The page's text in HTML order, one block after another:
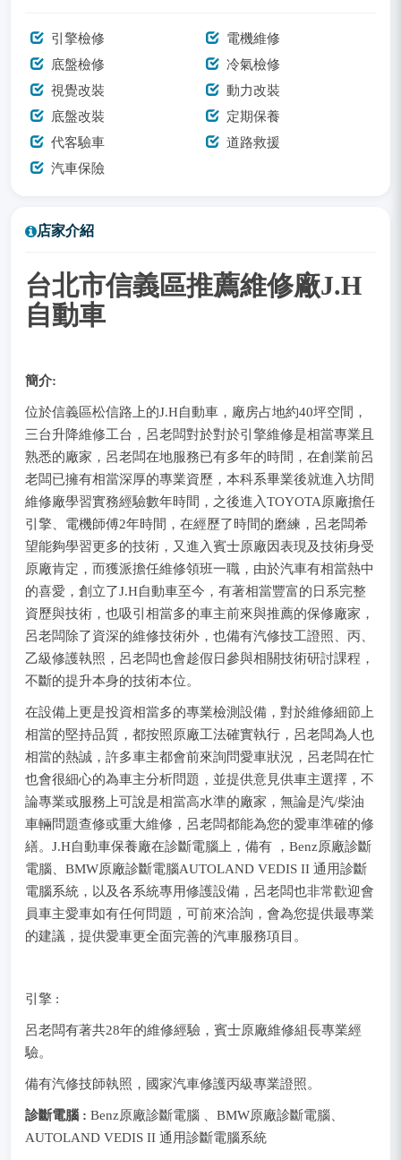
引擎檢修
電機維修
底盤檢修
冷氣檢修
視覺改裝
動力改裝
底盤改裝
定期保養
代客驗車
道路救援
汽車保險
店家介紹
台北市信義區推薦維修廠J.H
自動車
簡介:
位於信義區松信路上的J.H自動車，廠房占地約40坪空間，
三台升降維修工台，呂老闆對於對於引擎維修是相當專業且
熟悉的廠家，呂老闆在地服務已有多年的時間，在創業前呂
老闆已擁有相當深厚的專業資歷，本科系畢業後就進入坊間
維修廠學習實務經驗數年時間，之後進入TOYOTA原廠擔任
引擎、電機師傅2年時間，在經歷了時間的磨練，呂老闆希
望能夠學習更多的技術，又進入賓士原廠因表現及技術身受
原廠肯定，而獲派擔任維修領班一職，由於汽車有相當熱中
的喜愛，創立了J.H自動車至今，有著相當豐富的日系完整
資歷與技術，也吸引相當多的車主前來與推薦的保修廠家，
呂老闆除了資深的維修技術外，也備有汽修技工證照、丙、
乙級修護執照，呂老闆也會趁假日參與相關技術研討課程，
不斷的提升本身的技術本位。
在設備上更是投資相當多的專業檢測設備，對於維修細節上
相當的堅持品質，都按照原廠工法確實執行，呂老闆為人也
相當的熱誠，許多車主都會前來詢問愛車狀況，呂老闆在忙
也會很細心的為車主分析問題，並提供意見供車主選擇，不
論專業或服務上可說是相當高水準的廠家，無論是汽/柴油
車輛問題查修或重大維修，呂老闆都能為您的愛車準確的修
繕。J.H自動車保養廠在診斷電腦上，備有 ，Benz原廠診斷
電腦、BMW原廠診斷電腦AUTOLAND VEDIS II 通用診斷
電腦系統，以及各系統專用修護設備，呂老闆也非常歡迎會
員車主愛車如有任何問題，可前來洽詢，會為您提供最專業
的建議，提供愛車更全面完善的汽車服務項目。
引擎 :
呂老闆有著共28年的維修經驗，賓士原廠維修組長專業經
驗。
備有汽修技師執照，國家汽車修護丙級專業證照。
診斷電腦 : Benz原廠診斷電腦 、BMW原廠診斷電腦、
AUTOLAND VEDIS II 通用診斷電腦系統